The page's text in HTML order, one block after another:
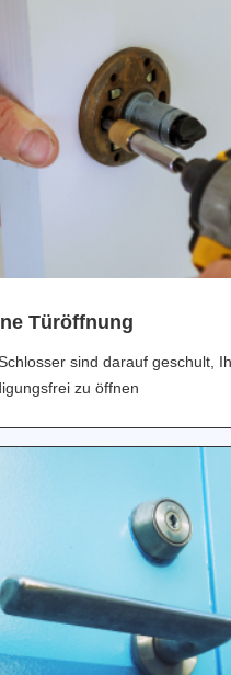
Türöffnung
sind darauf geschult,
zu öffnen